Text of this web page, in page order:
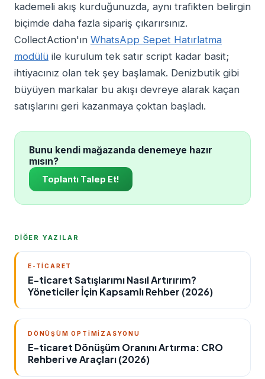
kademeli akış kurduğunuzda, aynı trafikten belirgin
biçimde daha fazla sipariş çıkarırsınız.
CollectAction'ın WhatsApp Sepet Hatırlatma
modülü ile kurulum tek satır script kadar basit;
ihtiyacınız olan tek şey başlamak. Denizbutik gibi
büyüyen markalar bu akışı devreye alarak kaçan
satışlarını geri kazanmaya çoktan başladı.
Bunu kendi mağazanda denemeye hazır
mısın?
Toplantı Talep Et!
DİĞER YAZILAR
E-TICARET
E-ticaret Satışlarımı Nasıl Artırırım?
Yöneticiler İçin Kapsamlı Rehber (2026)
DÖNÜŞÜM OPTIMIZASYONU
E-ticaret Dönüşüm Oranını Artırma: CRO
Rehberi ve Araçları (2026)